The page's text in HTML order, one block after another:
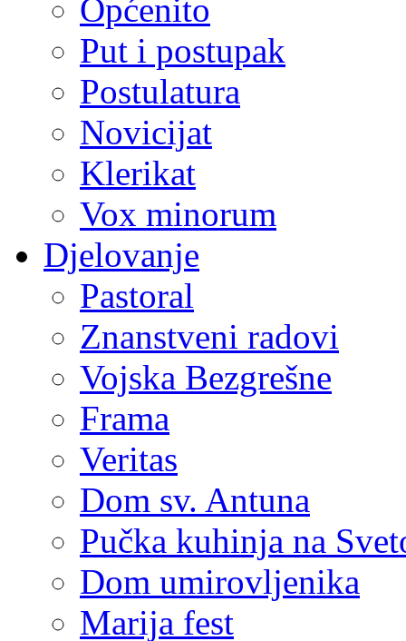
Općenito
Put i postupak
Postulatura
Novicijat
Klerikat
Vox minorum
Djelovanje
Pastoral
Znanstveni radovi
Vojska Bezgrešne
Frama
Veritas
Dom sv. Antuna
Pučka kuhinja na
Dom umirovljenika
Marija fest